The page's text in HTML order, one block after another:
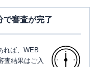
で審査が完了
れば、WEB
査結果はご入